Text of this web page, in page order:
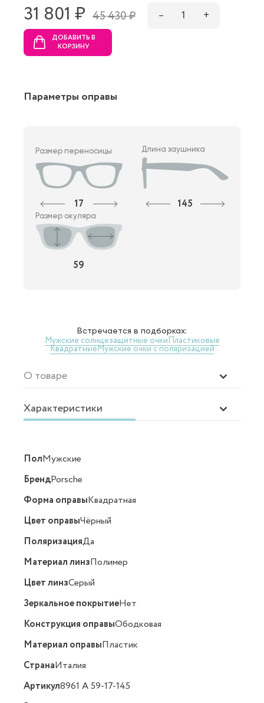
31 801 ₷ 45 430 ₷ – 1 +
ДОБАВИТЬ В
КОРЗИНУ
Параметры оправы
Размер переносицы
17
Длина заушника
145
Размер окуляра
59
Встречается в подборках:
Мужские солнцезащитные очкиПластиковые
КвадратныеМужские очки с поляризацией
О товаре
Характеристики
ПолМужские
БрендPorsche
Форма оправыКвадратная
Цвет оправыЧёрный
ПоляризацияДа
Материал линзПолимер
Цвет линзСерый
Зеркальное покрытиеНет
Конструкция оправыОбодковая
Материал оправыПластик
СтранаИталия
Артикул8961 A 59-17-145